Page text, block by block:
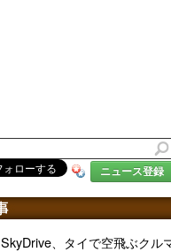
ニュース登録
SkyDrive、タイで空飛ぶクル